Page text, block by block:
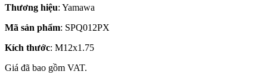
Thương hiệu: Yamawa
Mã sản phẩm: SPQ012PX
Kích thước: M12x1.75
Giá đã bao gồm VAT.